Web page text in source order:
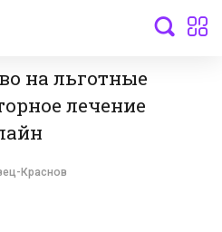
на льготные
лечение
Краснов